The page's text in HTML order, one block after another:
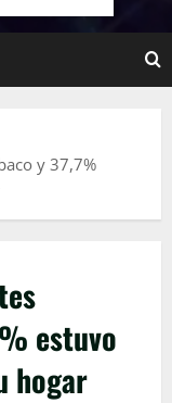
y 37,7%
estuvo
hogar